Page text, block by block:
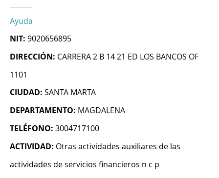
Ayuda
NIT: 9020656895
DIRECCIÓN: CARRERA 2 B 14 21 ED LOS BANCOS OF
1101
CIUDAD: SANTA MARTA
DEPARTAMENTO: MAGDALENA
TELÉFONO: 3004717100
ACTIVIDAD: Otras actividades auxiliares de las
actividades de servicios financieros n c p